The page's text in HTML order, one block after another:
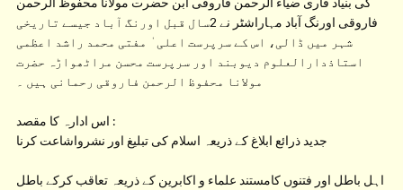
فاروقی اورنگ آباد مہاراشٹر نے 2سال قبل اورنگ آباد جیسے تاریخی
شہر میں ڈالی، اس کے سرپرست اعلی ٰ مفتی محمد راشد اعظمی
استاذدارالعلوم دیوبند اور سرپرست محسن مراٹھواڑہ حضرت
مولانا محفوظ الرحمن فاروقی رحمانی ہیں ۔
اس ادارہ کا مقصد :
جدید ذرائع ابلاغ کے ذریعہ اسلام کی تبلیغ اور نشرواشاعت کرنا
اہل باطل اور فتنوں کامستند علماء و اکابرین کے ذریعہ تعاقب کرکے باطل